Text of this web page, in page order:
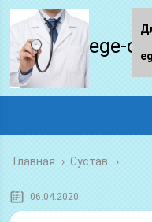
ege-
Главная › Сустав
06.04.2020